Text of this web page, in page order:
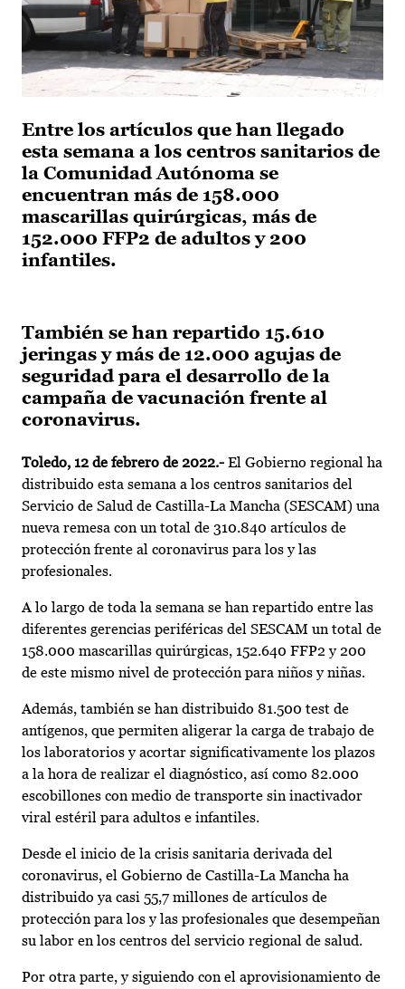
Entre los artículos que han llegado
esta semana a los centros sanitarios de
la Comunidad Autónoma se
encuentran más de 158.000
mascarillas quirúrgicas, más de
152.000 FFP2 de adultos y 200
infantiles.
También se han repartido 15.610
jeringas y más de 12.000 agujas de
seguridad para el desarrollo de la
campaña de vacunación frente al
coronavirus.
Toledo, 12 de febrero de 2022.- El Gobierno regional ha
distribuido esta semana a los centros sanitarios del
Servicio de Salud de Castilla-La Mancha (SESCAM) una
nueva remesa con un total de 310.840 artículos de
protección frente al coronavirus para los y las
profesionales.
A lo largo de toda la semana se han repartido entre las
diferentes gerencias periféricas del SESCAM un total de
158.000 mascarillas quirúrgicas, 152.640 FFP2 y 200
de este mismo nivel de protección para niños y niñas.
Además, también se han distribuido 81.500 test de
antígenos, que permiten aligerar la carga de trabajo de
los laboratorios y acortar significativamente los plazos
a la hora de realizar el diagnóstico, así como 82.000
escobillones con medio de transporte sin inactivador
viral estéril para adultos e infantiles.
Desde el inicio de la crisis sanitaria derivada del
coronavirus, el Gobierno de Castilla-La Mancha ha
distribuido ya casi 55,7 millones de artículos de
protección para los y las profesionales que desempeñan
su labor en los centros del servicio regional de salud.
Por otra parte, y siguiendo con el aprovisionamiento de